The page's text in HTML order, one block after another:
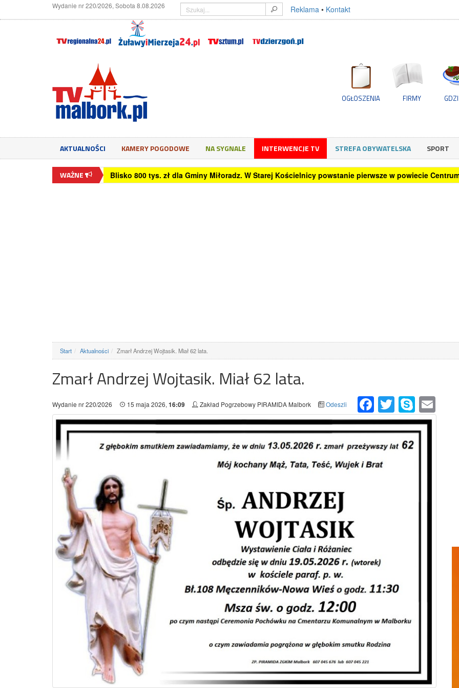
Wydanie nr 220/2026, Sobota 8.08.2026 Reklama • Kontakt
OGŁOSZENIA FIRMY
AKTUALNOŚCI KAMERY POGODOWE NA SYGNALE INTERWENCJE TV STREFA OBYWATELSKA SPORT
WAŻNE Blisko 800 tys. zł dla Gminy Miłoradz. W Starej Kościelnicy powstanie pierwsze w powiecie
Start Aktualności Zmarł Andrzej Wojtasik. Miał 62 lata.
Zmarł Andrzej Wojtasik. Miał 62 lata.
FacebookTwitter Skype
Wydanie nr 220/2026 15 maja 2026, 16:09 Zakład Pogrzebowy PIRAMIDA Malbork Odeszli